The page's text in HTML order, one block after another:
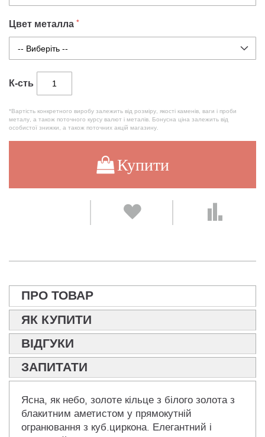
Цвет металла
К-сть
*Вартість конкретного виробу залежить від розміру, якості каменів, ваги і проби
металу, а також поточного курсу валют і металів. Бонусна ціна залежить від
особистої знижки, а також поточних акцій магазину.
Купити
ПРО ТОВАР
ЯК КУПИТИ
ВІДГУКИ
ЗАПИТАТИ
Ясна, як небо, золоте кільце з білого золота з
блакитним аметистом у прямокутній
огранювання з куб.циркона. Елегантний і